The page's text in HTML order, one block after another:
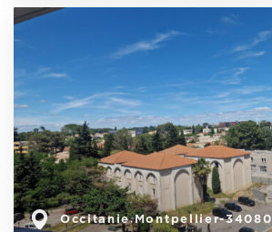
Occitanie,Montpellier-34080